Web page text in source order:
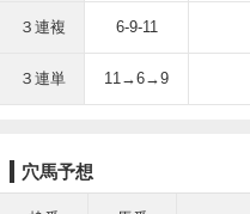
３連複 6-9-11
３連単 11→6→9
穴馬予想